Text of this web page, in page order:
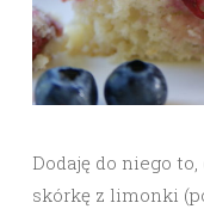
Dodaję do niego
skórkę z limonki